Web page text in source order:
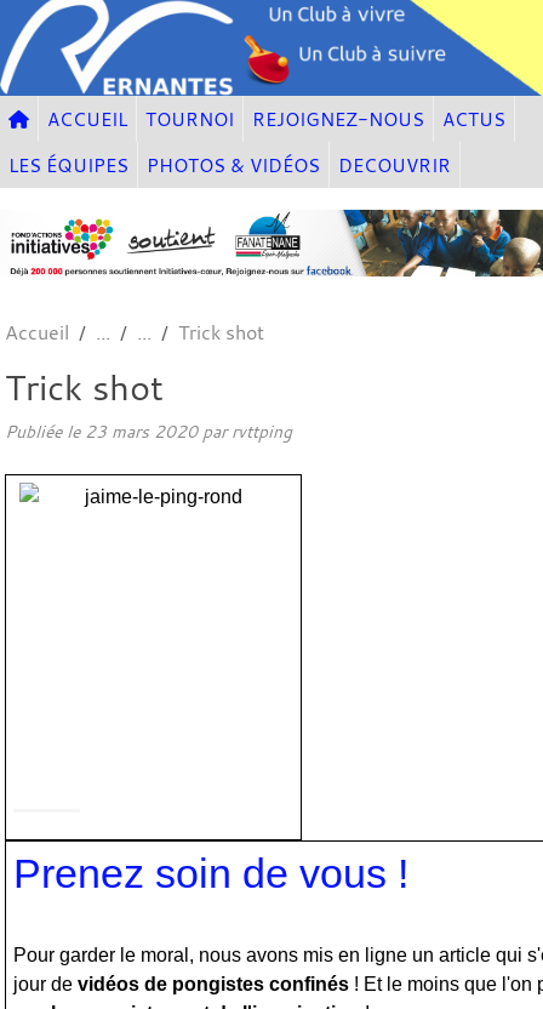
ACCUEIL TOURNOI REJOIGNEZ-NOUS
ACTUS
LES ÉQUIPES
PHOTOS & VIDÉOS DECOUVRIR
Accueil Trick shot
Trick shot
Publiée le 23 mars 2020parrvttping
Prenez soin de vous !
‍Pour garder le moral, nous avons mis en ligne un article qui
jour de vidéos de pongistes confinés ! Et le moins que l'on
Panneau de gestion des cookies